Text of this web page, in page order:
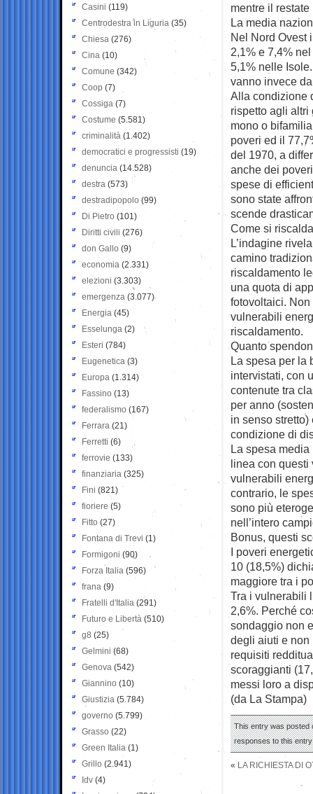
mentre il
La media
Nel Nord Ovest
2,1% e 7,4%
5,1% nelle
vanno invece
Alla condizione
rispetto agli altri
mono o
poveri ed il
del 1970, a
anche dei
spese di
sono state
scende
Come si
L’indagine
camino
riscaldamento
una quota di
fotovoltaici.
vulnerabili
riscaldamento.
Quanto
La spesa per la
intervistati, con
contenute tra
per anno
in senso
condizione di
La spesa media
linea con questi
vulnerabili
contrario, le
sono più
nell’intero
Bonus, questi
I poveri
10 (18,5%)
maggiore tra i
Tra i vulnerabili
2,6%. Perché
sondaggio non
degli aiuti e non
requisiti
scoraggianti
messi loro a
(da La Stampa)
This entry was posted
responses to this
« LA RICHIESTA DI
Casini (119)
Centrodestra in Liguria (35)
Chiesa (276)
Cina (10)
Comune (342)
Coop (7)
Cossiga (7)
Costume (5.581)
criminalità (1.402)
democratici e progressisti (19)
denuncia (14.528)
destra (573)
destradipopolo (99)
Di Pietro (101)
Diritti civili (276)
don Gallo (9)
economia (2.331)
elezioni (3.303)
emergenza (3.077)
Energia (45)
Esselunga (2)
Esteri (784)
Eugenetica (3)
Europa (1.314)
Fassino (13)
federalismo (167)
Ferrara (21)
Ferretti (6)
ferrovie (133)
finanziaria (325)
Fini (821)
fioriere (5)
Fitto (27)
Fontana di Trevi (1)
Formigoni (90)
Forza Italia (596)
frana (9)
Fratelli d'Italia (291)
Futuro e Libertà (510)
g8 (25)
Gelmini (68)
Genova (542)
Giannino (10)
Giustizia (5.784)
governo (5.799)
Grasso (22)
Green Italia (1)
Grillo (2.941)
Idv (4)